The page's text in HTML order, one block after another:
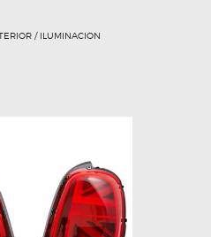
/ ILUMINACION